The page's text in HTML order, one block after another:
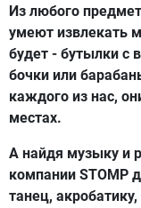
Из любого
умеют извлекать
будет - бутылки с
бочки или
каждого из нас,
местах.
А найдя музыку и
компании STOMP
танец,